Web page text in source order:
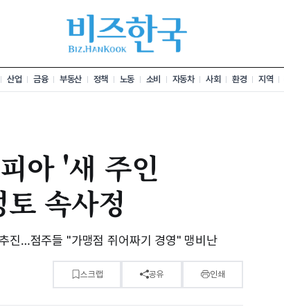
산업 금융 부동산 정책 노동 소비 자동차 사회 환경 지역
아 '새 주인
속사정
진…점주들 "가맹점 쥐어짜기 경영" 맹비난
스크랩 공유 인쇄